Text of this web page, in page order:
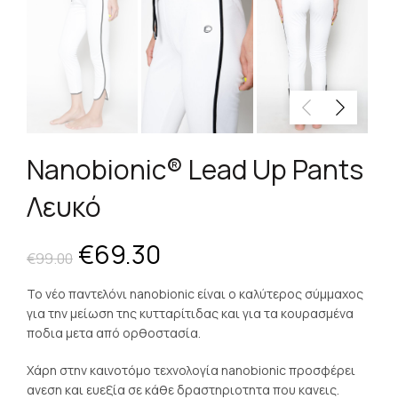
Nanobionic® Lead Up Pants
Λευκό
€99.00 Original
price
was:
€99.00.
€69.30
τρέχουσα
τιμή
είναι:
To νέο παντελόνι nanobionic είναι ο καλύτερος σύμμαχος
για την μείωση της κυτταρίτιδας και για τα κουρασμένα
ποδια μετα από ορθοστασία.
Χάρη στην καινοτόμο τεχνολογία nanobionic προσφέρει
ανεση και ευεξία σε κάθε δραστηριοτητα που κανεις.